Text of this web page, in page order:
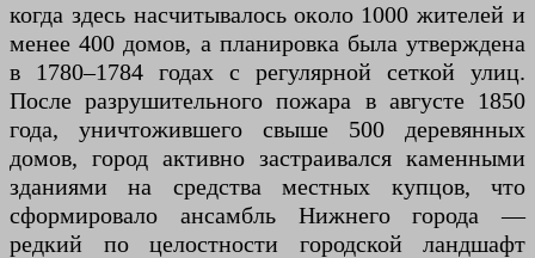
когда здесь насчитывалось около 1000 жителей и
менее 400 домов, а планировка была утверждена
в 1780–1784 годах с регулярной сеткой улиц.
После разрушительного пожара в августе 1850
года, уничтожившего свыше 500 деревянных
домов, город активно застраивался каменными
зданиями на средства местных купцов, что
сформировало ансамбль Нижнего города —
редкий по целостности городской ландшафт